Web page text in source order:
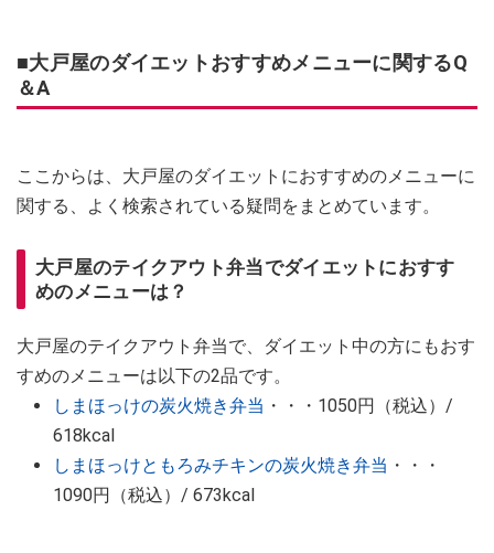
■大戸屋のダイエットおすすめメニューに関するQ
＆A
ここからは、大戸屋のダイエットにおすすめのメニューに
関する、よく検索されている疑問をまとめています。
大戸屋のテイクアウト弁当でダイエットにおすす
めのメニューは？
大戸屋のテイクアウト弁当で、ダイエット中の方にもおす
すめのメニューは以下の2品です。
しまほっけの炭火焼き弁当 ・・・1050円（税込）/
618kcal
しまほっけともろみチキンの炭火焼き弁当 ・・・
1090円（税込）/ 673kcal